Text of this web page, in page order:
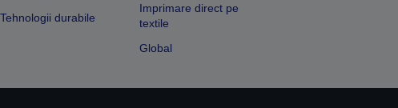
Tehnologii durabile
Imprimare direct pe
textile
Global